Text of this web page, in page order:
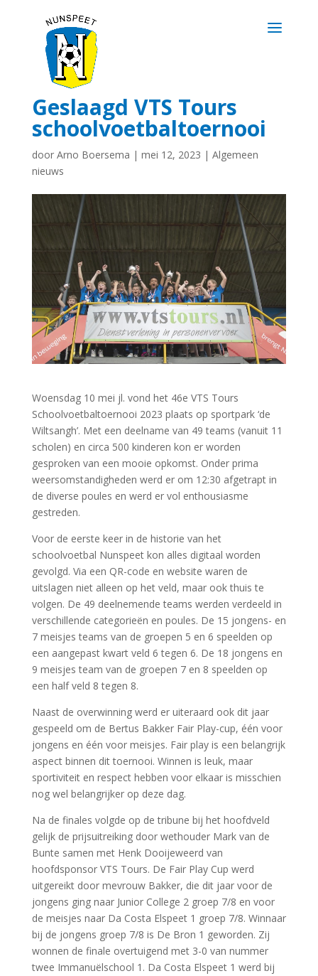
Geslaagd VTS Tours
schoolvoetbaltoernooi
door Arno Boersema | mei 12, 2023 | Algemeen
nieuws
Woensdag 10 mei jl. vond het 46e VTS Tours
Schoolvoetbaltoernooi 2023 plaats op sportpark ‘de
Wiltsangh’. Met een deelname van 49 teams (vanuit 11
scholen) en circa 500 kinderen kon er worden
gesproken van een mooie opkomst. Onder prima
weersomstandigheden werd er om 12:30 afgetrapt in
de diverse poules en werd er vol enthousiasme
gestreden.
Voor de eerste keer in de historie van het
schoolvoetbal Nunspeet kon alles digitaal worden
gevolgd. Via een QR-code en website waren de
uitslagen niet alleen op het veld, maar ook thuis te
volgen. De 49 deelnemende teams werden verdeeld in
verschillende categorieën en poules. De 15 jongens- en
7 meisjes teams van de groepen 5 en 6 speelden op
een aangepast kwart veld 6 tegen 6. De 18 jongens en
9 meisjes team van de groepen 7 en 8 speelden op
een half veld 8 tegen 8.
Naast de overwinning werd er uiteraard ook dit jaar
gespeeld om de Bertus Bakker Fair Play-cup, één voor
jongens en één voor meisjes. Fair play is een belangrijk
aspect binnen dit toernooi. Winnen is leuk, maar
sportiviteit en respect hebben voor elkaar is misschien
nog wel belangrijker op deze dag.
Na de finales volgde op de tribune bij het hoofdveld
gelijk de prijsuitreiking door wethouder Mark van de
Bunte samen met Henk Dooijeweerd van
hoofdsponsor VTS Tours. De Fair Play Cup werd
uitgereikt door mevrouw Bakker, die dit jaar voor de
jongens ging naar Junior College 2 groep 7/8 en voor
de meisjes naar Da Costa Elspeet 1 groep 7/8. Winnaar
bij de jongens groep 7/8 is De Bron 1 geworden. Zij
wonnen de finale overtuigend met 3-0 van nummer
twee Immanuëlschool 1. Da Costa Elspeet 1 werd bij